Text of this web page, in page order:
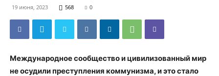
19 июня, 2023 568 0
Международное сообщество и цивилизованный мир
не осудили преступления коммунизма, и это стало